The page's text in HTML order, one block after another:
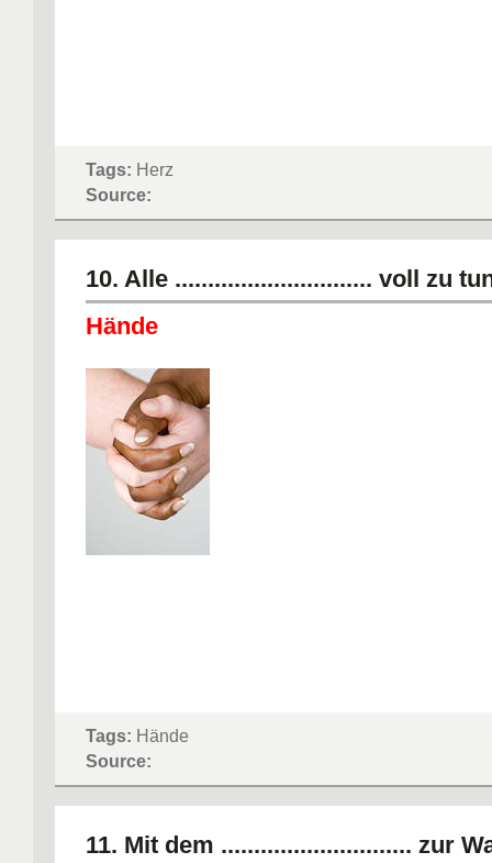
Tags: Herz
Source:
10. Alle .............................. voll zu
Hände
Tags: Hände
Source:
11. Mit dem ............................. zur